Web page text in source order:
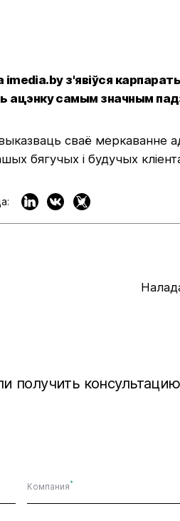
з'явіўся
самым значным
сваё меркаванне
бягучых і будучых
получить
Компания*